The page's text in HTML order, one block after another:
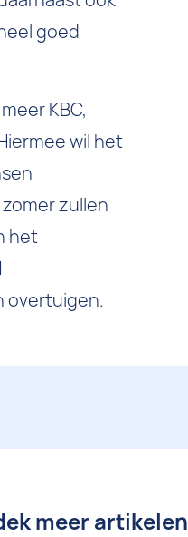
goed
KBC,
wil het
zullen
het
overtuigen.
meer artikelen